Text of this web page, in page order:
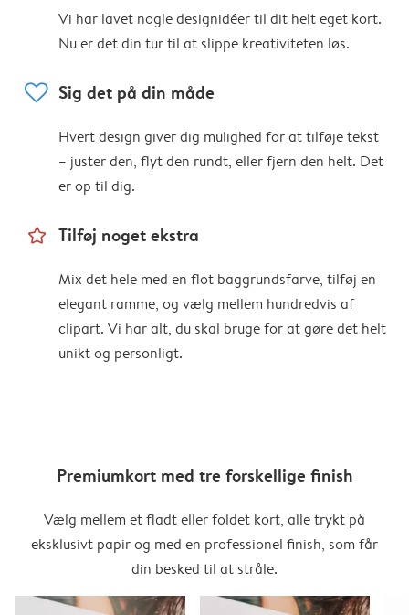
Vi har lavet nogle designidéer til dit helt eget kort.
Nu er det din tur til at slippe kreativiteten løs.
heart Sig det på din måde
Hvert design giver dig mulighed for at tilføje tekst
– juster den, flyt den rundt, eller fjern den helt. Det
er op til dig.
star_outline Tilføj noget ekstra
Mix det hele med en flot baggrundsfarve, tilføj en
elegant ramme, og vælg mellem hundredvis af
clipart. Vi har alt, du skal bruge for at gøre det helt
unikt og personligt.
Premiumkort med tre forskellige finish
Vælg mellem et fladt eller foldet kort, alle trykt på
eksklusivt papir og med en professionel finish, som får
din besked til at stråle.